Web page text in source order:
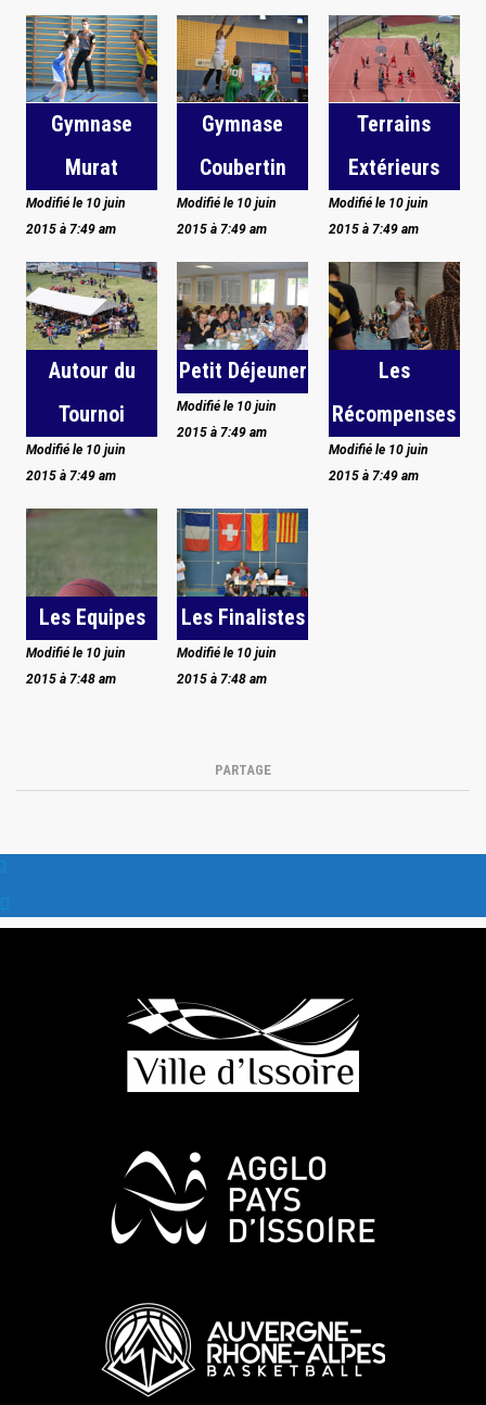
Gymnase
Murat
Modifié le 10 juin
2015 à 7:49 am
Gymnase
Coubertin
Modifié le 10 juin
2015 à 7:49 am
Terrains
Extérieurs
Modifié le 10 juin
2015 à 7:49 am
Autour du
Tournoi
Modifié le 10 juin
2015 à 7:49 am
Petit Déjeuner
Modifié le 10 juin
2015 à 7:49 am
Les
Récompenses
Modifié le 10 juin
2015 à 7:49 am
Les Equipes
Modifié le 10 juin
2015 à 7:48 am
Les Finalistes
Modifié le 10 juin
2015 à 7:48 am
PARTAGE